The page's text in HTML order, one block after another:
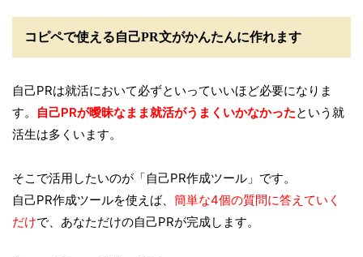
コピペで使える自己PR文がかんたんに作れます
自己PRは就活において必ずといっていいほど必要になりま
す。
自己PRが曖昧なまま就活がうまくいかなかったという就
活生は多くいます。
そこで活用したいのが「自己PR作成ツール」です。
自己PR作成ツールを使えば、 簡単な4個の質問に答えていく
だけで、あなただけの自己PRが完成します。